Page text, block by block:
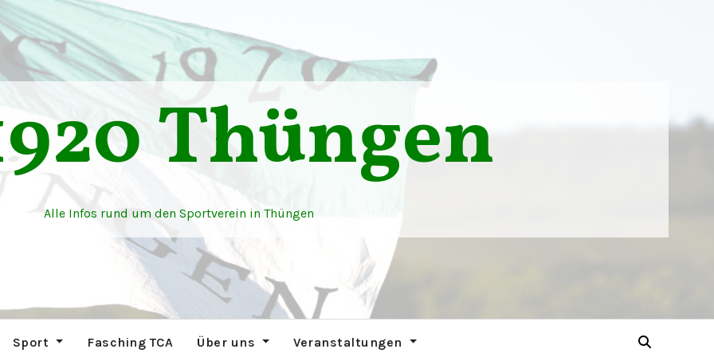
Thüngen
Alle Infos rund um den Sportverein in Thüngen
Sport Fasching TCA Über uns Veranstaltungen